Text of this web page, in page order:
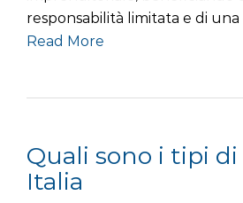
responsabilità limitata e di
Read More
Quali sono i tipi di
Italia